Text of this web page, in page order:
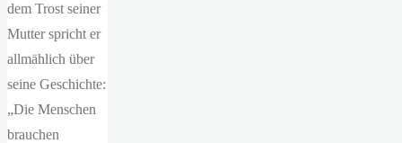
dem Trost seiner
Mutter spricht er
allmählich über
seine Geschichte:
„Die Menschen
brauchen